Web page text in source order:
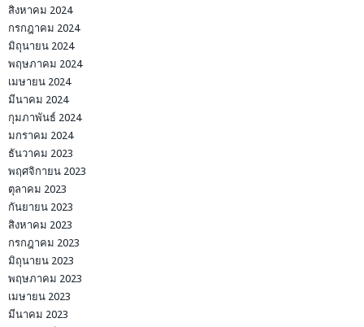
สิงหาคม 2024
กรกฎาคม 2024
มิถุนายน 2024
พฤษภาคม 2024
เมษายน 2024
มีนาคม 2024
กุมภาพันธ์ 2024
มกราคม 2024
ธันวาคม 2023
พฤศจิกายน 2023
ตุลาคม 2023
กันยายน 2023
สิงหาคม 2023
กรกฎาคม 2023
มิถุนายน 2023
พฤษภาคม 2023
เมษายน 2023
มีนาคม 2023